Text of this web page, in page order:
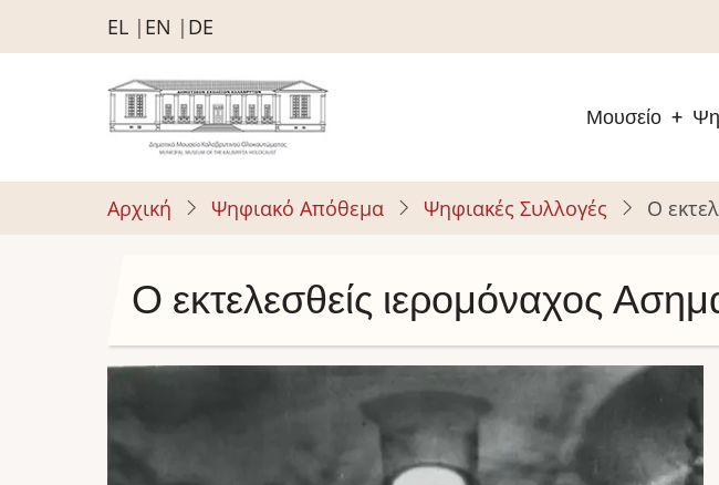
Παράκαμψη
προς
περιεχόμενο
EL EN DE
Μουσείο
Αρχική Ψηφιακό Απόθεμα Ψηφιακές Συλλογές Ο
Ο εκτελεσθείς ιερομόναχος
Image